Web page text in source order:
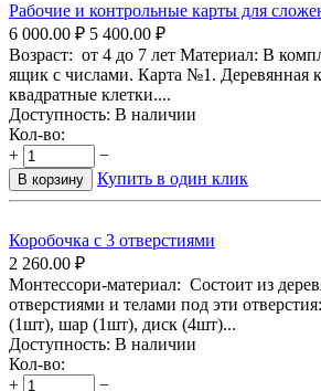
Рабочие и контрольные карты для
6 000.00 ₽ 5 400.00 ₽
Возраст: от 4 до 7 лет Материал: В
ящик с числами. Карта №1. Деревянная
квадратные клетки....
Доступность: В наличии
Кол-во:
+
−
В корзину Купить в один клик
Коробочка с 3 отверстиями
2 260.00 ₽
Монтессори-материал: Состоит из
отверстиями и телами под эти
(1шт), шар (1шт), диск (4шт)...
Доступность: В наличии
Кол-во:
+
−